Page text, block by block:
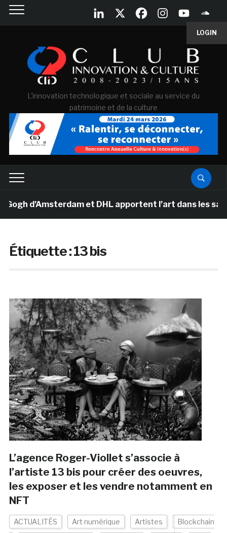
LOGIN
L'innovation technologique et sociale au service du
patrimoine et de la culture
d’Amsterdam et DHL apportent l’art dans les salles
Étiquette :13 bis
L’agence Roger-Viollet s’associe à
l’artiste 13 bis pour créer des oeuvres,
les exposer et les vendre notamment en
NFT
ACTUALITÉS Art numérique Artistes Blockchain